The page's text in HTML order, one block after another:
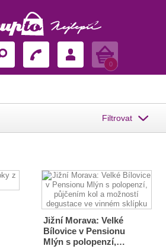
Košík
0
Filtrovat
Jižní Morava: Velké
Bílovice v Pensionu
Mlýn s polopenzí,…